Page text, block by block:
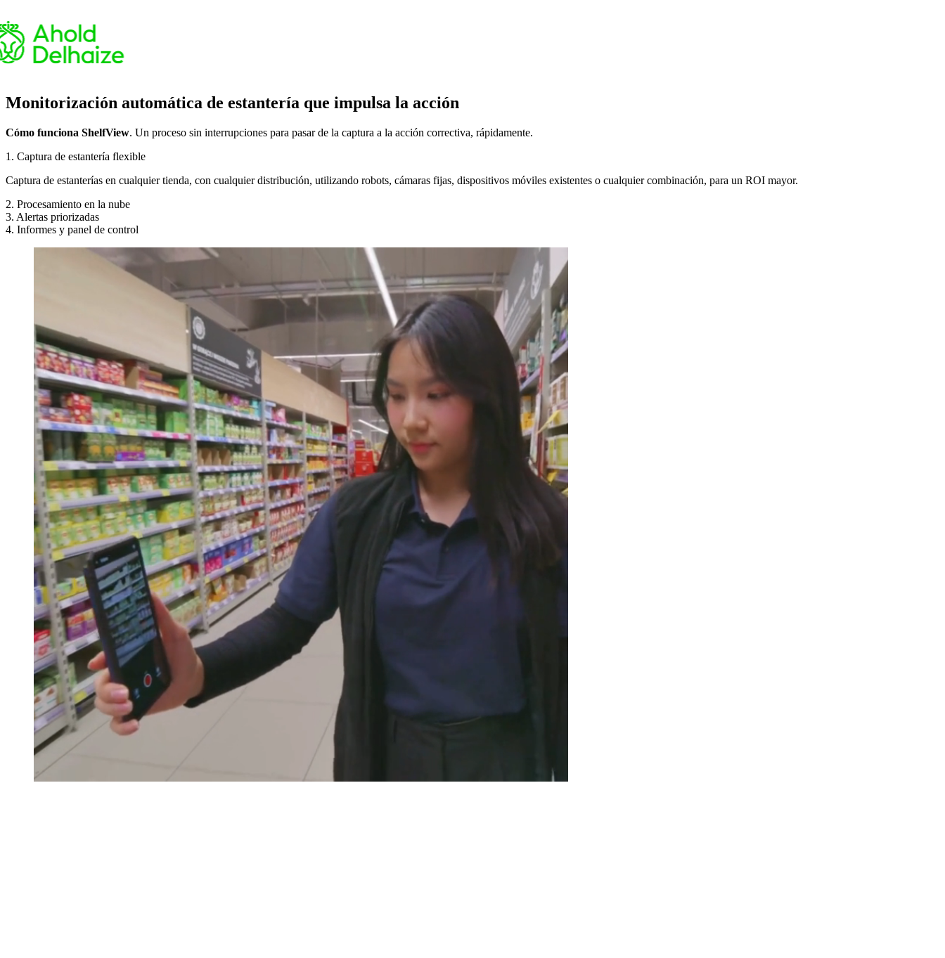
Monitorización automática de estantería que impulsa la acción
Cómo funciona ShelfView. Un proceso sin interrupciones para pasar de la captura a la acción correctiva, rápidamente.
1. Captura de estantería flexible
Captura de estanterías en cualquier tienda, con cualquier distribución, utilizando robots, cámaras fijas, dispositivos móviles existentes o cualquier combinación, para un ROI mayor.
2. Procesamiento en la nube
3. Alertas priorizadas
4. Informes y panel de control